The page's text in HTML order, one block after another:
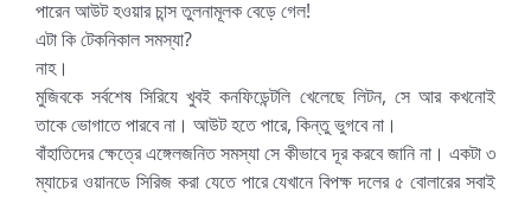
পারেন আউট হওয়ার চান্স তুলনামূলক বেড়ে গেল!
এটা কি টেকনিকাল সমস্যা?
নাহ।
মুজিবকে সর্বশেষ সিরিযে খুবই কনফিডেন্টলি খেলেছে লিটন, সে আর কখনোই
তাকে ভোগাতে পারবে না। আউট হতে পারে, কিন্তু ভুগবে না।
বাঁহাতিদের ক্ষেত্রে এঙ্গেলজনিত সমস্যা সে কীভাবে দূর করবে জানি না। একটা ৩
ম্যাচের ওয়ানডে সিরিজ করা যেতে পারে যেখানে বিপক্ষ দলের ৫ বোলারের সবাই